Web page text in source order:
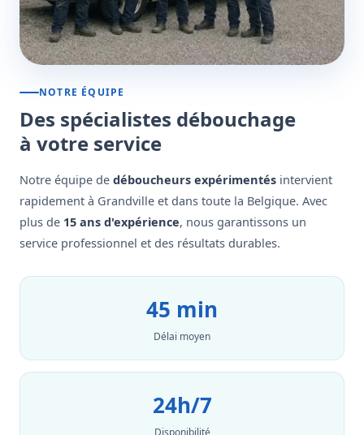
NOTRE ÉQUIPE
Des spécialistes débouchage
à votre service
Notre équipe de déboucheurs expérimentés intervient
rapidement à Grandville et dans toute la Belgique. Avec
plus de 15 ans d'expérience, nous garantissons un
service professionnel et des résultats durables.
45 min
Délai moyen
24h/7
Disponibilité